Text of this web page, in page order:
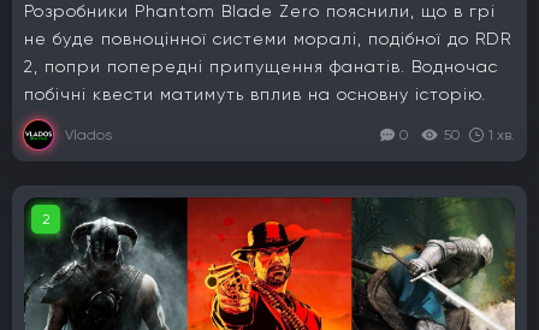
Розробники Phantom Blade Zero пояснили, що в грі
не буде повноцінної системи моралі, подібної до RDR
2, попри попередні припущення фанатів. Водночас
побічні квести матимуть вплив на основну історію.
Vlados 0 50 1 хв.
2